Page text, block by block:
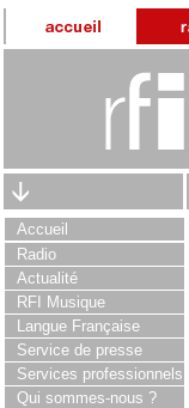
Accueil
Radio
Actualité
RFI Musique
Langue Française
Service de presse
Services professionnels
Qui sommes-nous ?